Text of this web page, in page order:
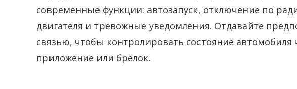
современные функции: автозапуск, отключение по
двигателя и тревожные уведомления. Отдавайте
связью, чтобы контролировать состояние автомобиля
приложение или брелок.